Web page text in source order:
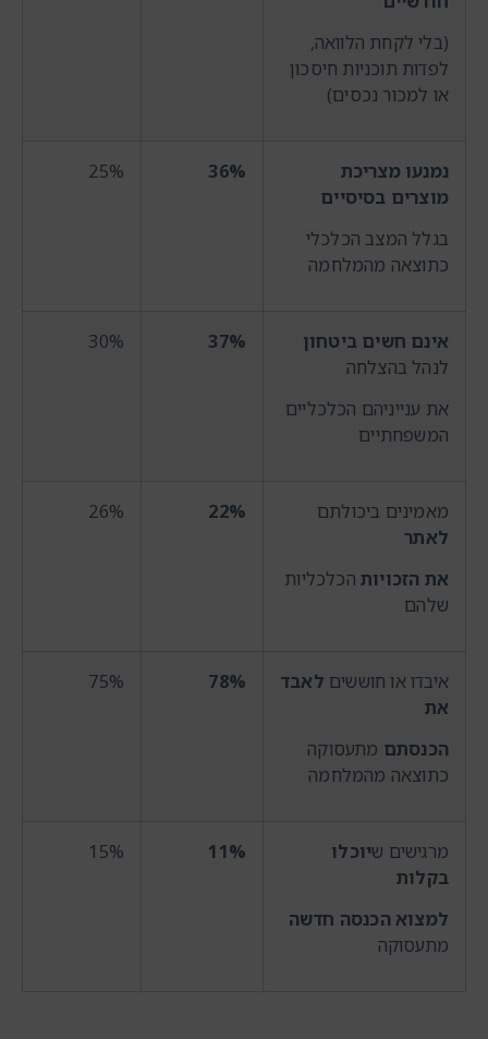
(בלי לקחת הלוואה,
לפדות תוכניות חיסכון
או למכור נכסים)
נמנעו מצריכת
מוצרים בסיסיים
בגלל המצב הכלכלי
כתוצאה מהמלחמה
36%
25%
אינם חשים ביטחון
לנהל בהצלחה
את ענייניהם הכלכליים
המשפחתיים
37%
30%
מאמינים ביכולתם
לאתר
את הזכויות הכלכליות
שלהם
22%
26%
איבדו או חוששים לאבד
את
הכנסתם מתעסוקה
כתוצאה מהמלחמה
78%
75%
מרגישים שיוכלו
בקלות
למצוא הכנסה חדשה
מתעסוקה
11%
15%